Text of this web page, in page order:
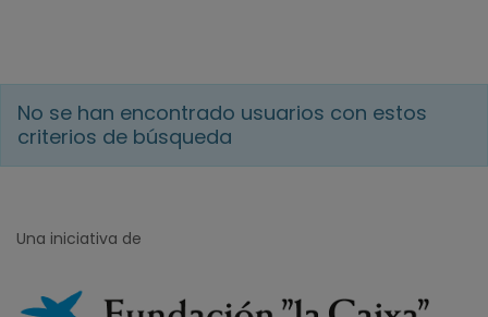
No se han encontrado usuarios con estos
criterios de búsqueda
Una iniciativa de